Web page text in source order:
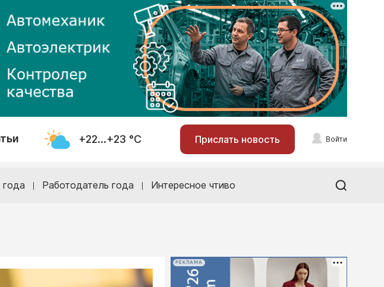
+22...+23 °С Прислать новость Войти
года Работодатель года Интересное чтиво
РЕКЛАМА